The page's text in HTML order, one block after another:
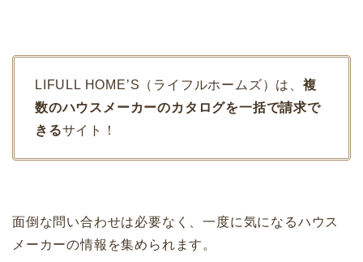
LIFULL HOME’S（ライフルホームズ）は、 複
数のハウスメーカーのカタログを一括で請求で
きるサイト！
面倒な問い合わせは必要なく、一度に気になるハウス
メーカーの情報を集められます。